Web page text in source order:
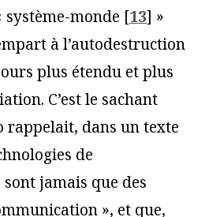
système-monde [13] »
à l’autodestruction
plus étendu et plus
C’est le sachant
rappelait, dans un texte
de
jamais que des
», et que,